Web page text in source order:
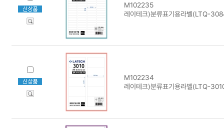
M102235
레이테크)분류표기용라벨(LTQ-
M102234
레이테크)분류표기용라벨(LTQ-